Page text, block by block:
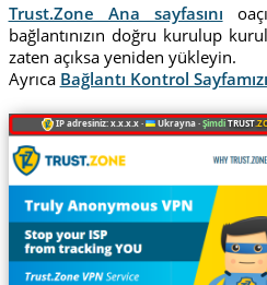
Trust.Zone Ana sayfasını
bağlantınızın doğru kurulup
zaten açıksa yeniden yükleyin.
Ayrıca Bağlantı Kontrol Sayfamızı
IP adresiniz: x.x.x.x · Ukrayna ·ŞimdiTRUST